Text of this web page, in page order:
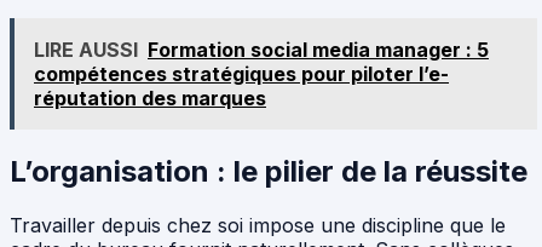
LIRE AUSSI Formation social media manager : 5
compétences stratégiques pour piloter l’e-
réputation des marques
L’organisation : le pilier de la réussite
Travailler depuis chez soi impose une discipline que le